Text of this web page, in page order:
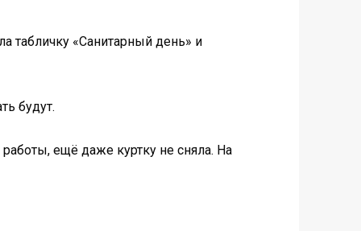
табличку «Санитарный день» и
будут.
ещё даже куртку не сняла. На